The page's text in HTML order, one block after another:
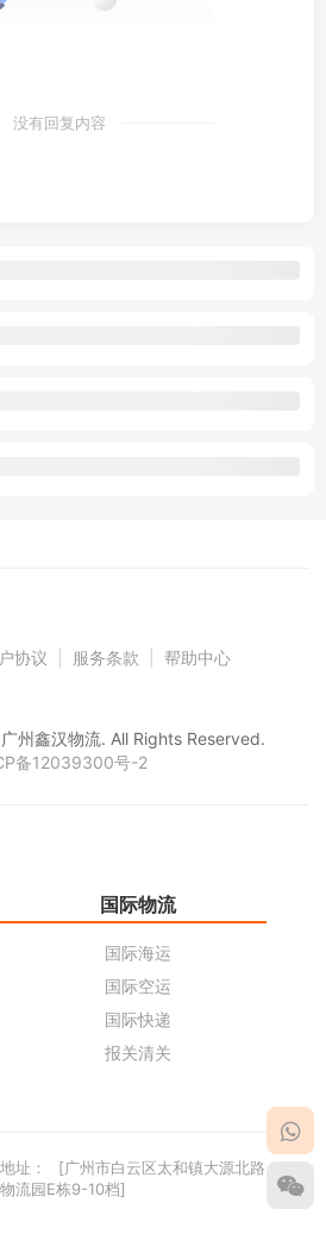
没有回复内容
协议 服务条款 帮助中心
州鑫汉物流. All Rights Reserved.
备12039300号-2
国际物流
国际海运
国际空运
国际快递
报关清关
地址：
[广州市白云区太和镇大源北路
流园E栋9-10档]